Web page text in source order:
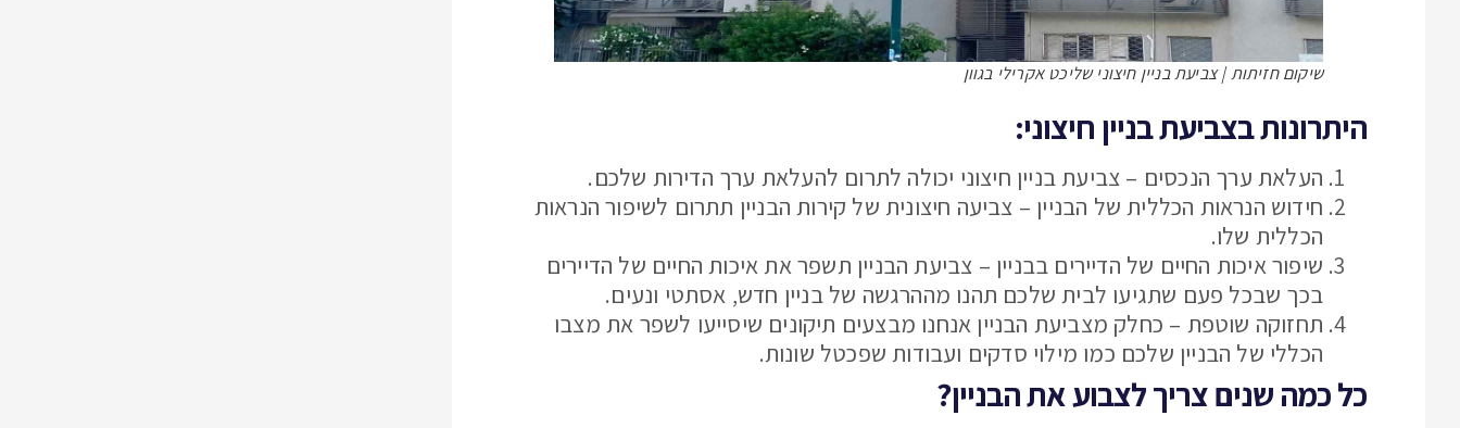
שיקום חזיתות | צביעת בניין חיצוני שליכט אקרילי בגוון
היתרונות בצביעת בניין חיצוני:
העלאת ערך הנכסים – צביעת בניין חיצוני יכולה לתרום להעלאת ערך הדירות שלכם.
חידוש הנראות הכללית של הבניין – צביעה חיצונית של קירות הבניין תתרום לשיפור הנראות
הכללית שלו.
שיפור איכות החיים של הדיירים בבניין – צביעת הבניין תשפר את איכות החיים של הדיירים
בכך שבכל פעם שתגיעו לבית שלכם תהנו מההרגשה של בניין חדש, אסתטי ונעים.
תחזוקה שוטפת – כחלק מצביעת הבניין אנחנו מבצעים תיקונים שיסייעו לשפר את מצבו
הכללי של הבניין שלכם כמו מילוי סדקים ועבודות שפכטל שונות.
כל כמה שנים צריך לצבוע את הבניין?